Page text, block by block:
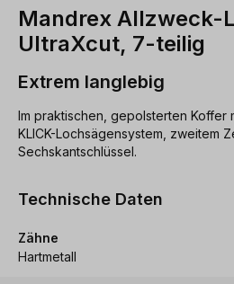
Mandrex Allzweck-
UltraXcut, 7-teilig
Extrem langlebig
Im praktischen, gepolsterten Koffer
KLICK-Lochsägensystem, zweitem
Sechskantschlüssel.
Technische Daten
Zähne
Hartmetall